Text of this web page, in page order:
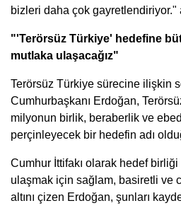
bizleri daha çok gayretlendiriyor."
"'Terörsüz Türkiye' hedefine
mutlaka ulaşacağız"
Terörsüz Türkiye sürecine ilişkin
Cumhurbaşkanı Erdoğan,
milyonun birlik, beraberlik ve
perçinleyecek bir hedefin adı
Cumhur İttifakı olarak hedef
ulaşmak için sağlam, basiretli ve
altını çizen Erdoğan, şunları